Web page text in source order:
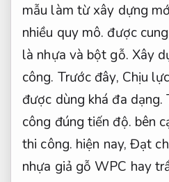
mẫu làm từ xây dựng
nhiều quy mô. được
là nhựa và bột gỗ. Xây
công. Trước đây, Chịu
được dùng khá đa dạng.
công đúng tiến độ. bên
thi công. hiện nay,Đạt
nhựa giả gỗ WPC hay